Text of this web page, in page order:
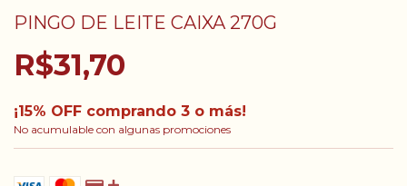
PINGO DE LEITE CAIXA 270G
R$31,70
¡15% OFF comprando 3 o más!
No acumulable con algunas promociones